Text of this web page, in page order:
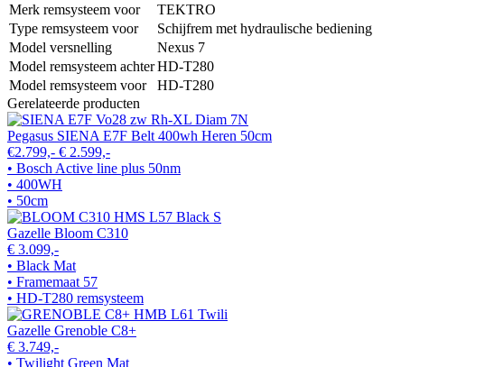
Merk remsysteem voor
TEKTRO
Type remsysteem voor
Schijfrem met hydraulische bediening
Model versnelling
Nexus 7
Model remsysteem achterHD-T280
Model remsysteem voor
HD-T280
Gerelateerde producten
Pegasus SIENA E7F Belt 400wh Heren 50cm
€2.799,- € 2.599,-
• Bosch Active line plus 50nm
• 400WH
• 50cm
Gazelle Bloom C310
€ 3.099,-
• Black Mat
• Framemaat 57
• HD-T280 remsysteem
Gazelle Grenoble C8+
€ 3.749,-
• Twilight Green Mat